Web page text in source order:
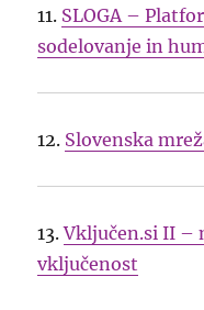
11. SLOGA –
sodelovanje in
12. Slovenska
13.Vključen.si II –
vključenost